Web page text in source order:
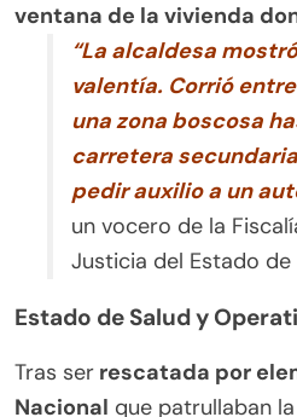
ventana de la vivienda
“La alcaldesa
valentía. Corrió
una zona boscosa
carretera
pedir auxilio a un
un vocero de la
Justicia del Estado de
Estado de Salud y
Tras ser rescatada por
Nacional que patrullaban